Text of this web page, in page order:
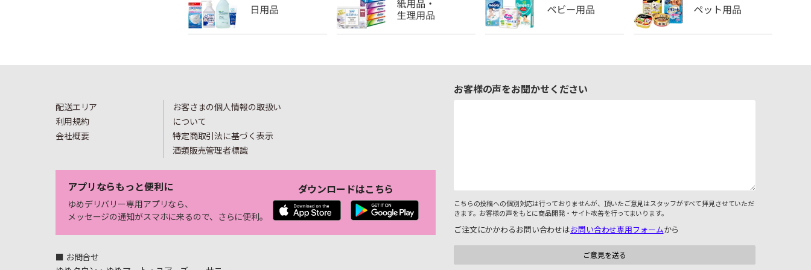
配送エリア
利用規約
会社概要
お客さまの個人情報の取扱い
について
特定商取引法に基づく表示
酒類販売管理者標識
アプリならもっと便利に
ゆめデリバリー専用アプリなら、
メッセージの通知がスマホに来るので、さらに便利。
ダウンロードはこちら
■ お問合せ
お客様の声をお聞かせください
こちらの投稿への個別対応は行っておりませんが、頂いたご意見はスタッフがすべて拝見させていただ
きます。お客様の声をもとに商品開発・サイト改善を行ってまいります。
ご注文にかかわるお問い合わせはお問い合わせ専用フォームから